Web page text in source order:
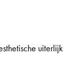
uiterlijk